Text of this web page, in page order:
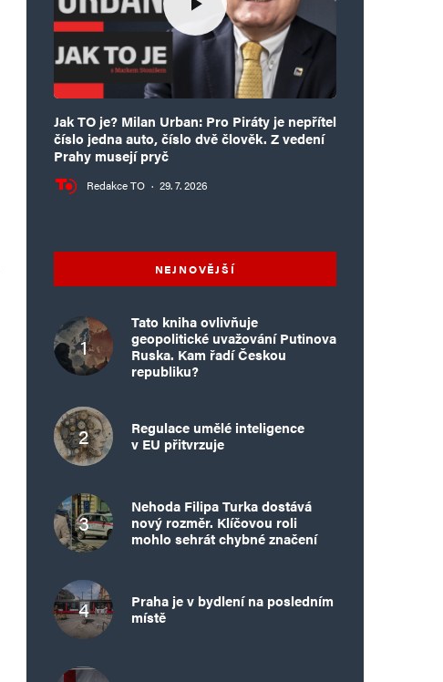
Jak TO je? Milan Urban: Pro Piráty je nepřítel
číslo jedna auto, číslo dvě člověk. Z vedení
Prahy musejí pryč
Redakce TO · 29. 7. 2026
NEJNOVĚJŠÍ
Tato kniha ovlivňuje
geopolitické uvažování Putinova
Ruska. Kam řadí Českou
republiku?
Regulace umělé inteligence
v EU přitvrzuje
Nehoda Filipa Turka dostává
nový rozměr. Klíčovou roli
mohlo sehrát chybné značení
Praha je v bydlení na posledním
místě